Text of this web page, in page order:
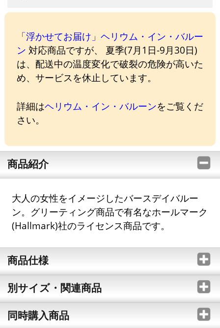
「浮かせてお届け」ヘリウム・イン・バルー
ン 対応商品ですが、 夏季(7月1日-9月30日)
は、配送中の温度変化で破裂の危険が高いた
め、サービスを休止しています。
詳細はヘリウム・イン・バルーンをご覧くだ
さい。
商品紹介
大人の女性をイメージしたバースデイバルー
ン。グリーティング商品で有名なホールマーク
(Hallmark)社のライセンス商品です。
商品仕様
別サイズ・関連商品
同時購入商品